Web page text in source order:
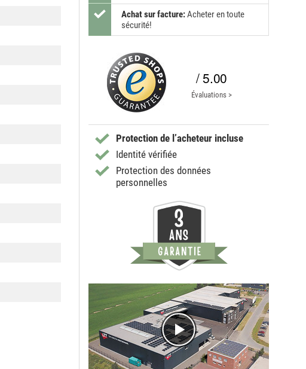
Achat sur facture:Acheter en toute
sécurité!
/ 5.00
Évaluations >
Protection de l’acheteur incluse
Identité vérifiée
Protection des données
personnelles